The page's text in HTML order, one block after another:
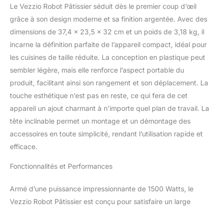
appartements ou les
espaces de rangement
limités. CAPACITÉ DE 4,5
Notre petit batteur de
cuisine est livré avec un
bol en acier inoxydable
de 4,5 litres, parfait pour
les novices, les familles
de 1 à 2 personnes ou
les couples, et il est facile
à manœuvrer et à
nettoyer. Le design de la
désinstaller facilement
GRANDE PUISSANCE ET
UN CONTRÔLE FIN : La
Le Vezzio Robot Pâtissier séduit dès le premier coup d’œil
grâce à son design moderne et sa finition argentée. Avec des
dimensions de 37,4 x 23,5 x 32 cm et un poids de 3,18 kg, il
incarne la définition parfaite de l’appareil compact, idéal pour
les cuisines de taille réduite. La conception en plastique peut
sembler légère, mais elle renforce l’aspect portable du
produit, facilitant ainsi son rangement et son déplacement. La
touche esthétique n’est pas en reste, ce qui fera de cet
appareil un ajout charmant à n’importe quel plan de travail. La
tête inclinable permet un montage et un démontage des
accessoires en toute simplicité, rendant l’utilisation rapide et
efficace.
Fonctionnalités et Performances
Armé d’une puissance impressionnante de 1500 Watts, le
Vezzio Robot Pâtissier est conçu pour satisfaire un large